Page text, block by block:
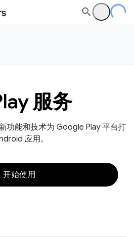
服务
功能和技术为 Google Play 平台打
应用。
开始使用